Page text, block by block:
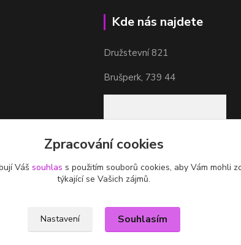
Kde nás najdete
Družstevní 821
Brušperk, 739 44
Zpracování cookies
Váš souhlas s použitím souborů cookies, aby Vám mohli
týkající se Vašich zájmů.
Nastavení Souhlasím